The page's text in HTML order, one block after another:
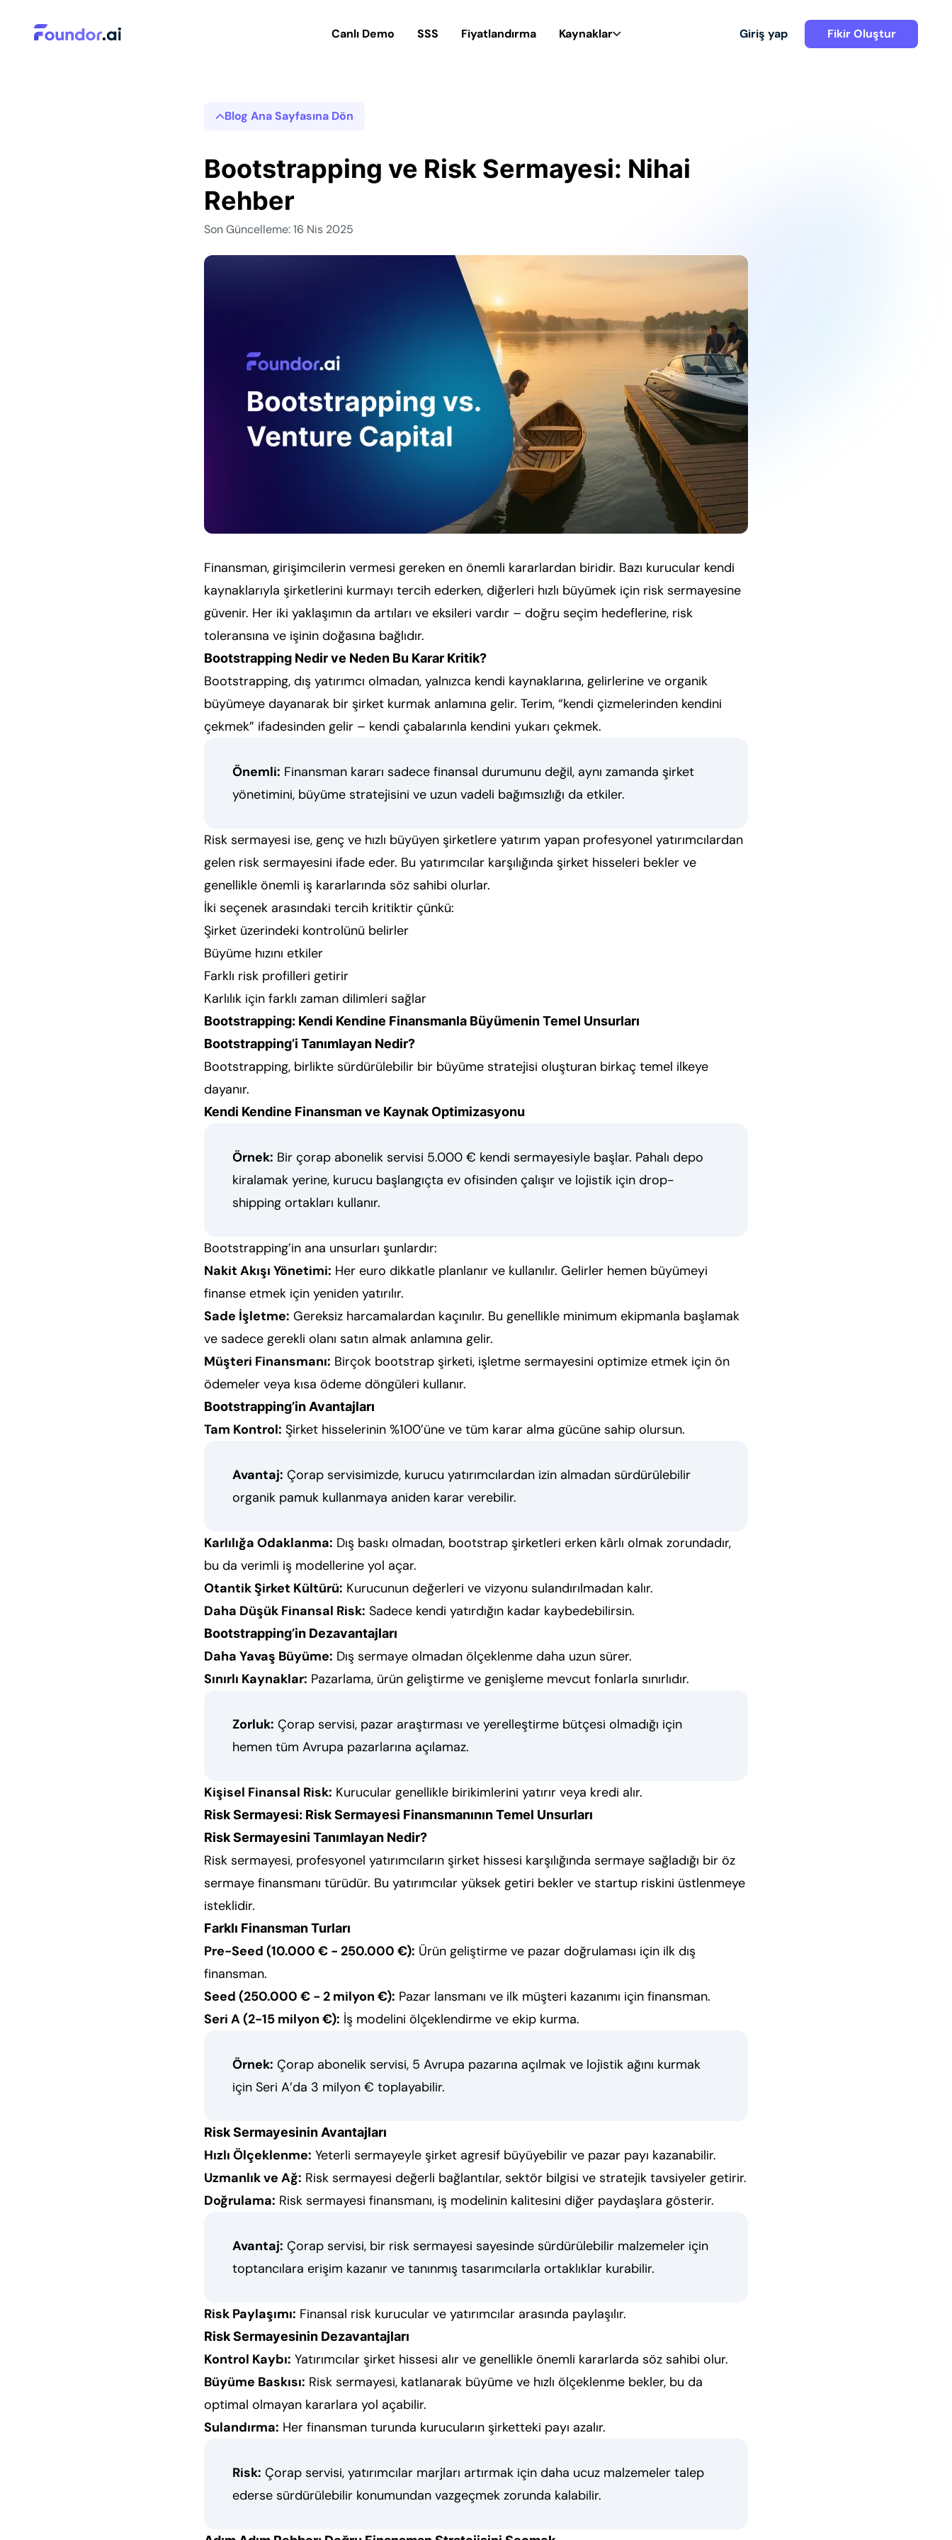
Canlı Demo SSS Fiyatlandırma Kaynaklar Giriş yap Fikir Oluştur
Blog Ana Sayfasına Dön
Bootstrapping ve Risk Sermayesi: Nihai
Rehber
Son Güncelleme: 16 Nis 2025
Finansman, girişimcilerin vermesi gereken en önemli kararlardan biridir. Bazı kurucular kendi
kaynaklarıyla şirketlerini kurmayı tercih ederken, diğerleri hızlı büyümek için risk sermayesine
güvenir. Her iki yaklaşımın da artıları ve eksileri vardır – doğru seçim hedeflerine, risk
toleransına ve işinin doğasına bağlıdır.
Bootstrapping Nedir ve Neden Bu Karar Kritik?
Bootstrapping, dış yatırımcı olmadan, yalnızca kendi kaynaklarına, gelirlerine ve organik
büyümeye dayanarak bir şirket kurmak anlamına gelir. Terim, “kendi çizmelerinden kendini
çekmek” ifadesinden gelir – kendi çabalarınla kendini yukarı çekmek.
Önemli: Finansman kararı sadece finansal durumunu değil, aynı zamanda şirket
yönetimini, büyüme stratejisini ve uzun vadeli bağımsızlığı da etkiler.
Risk sermayesi ise, genç ve hızlı büyüyen şirketlere yatırım yapan profesyonel yatırımcılardan
gelen risk sermayesini ifade eder. Bu yatırımcılar karşılığında şirket hisseleri bekler ve
genellikle önemli iş kararlarında söz sahibi olurlar.
İki seçenek arasındaki tercih kritiktir çünkü:
Şirket üzerindeki kontrolünü belirler
Büyüme hızını etkiler
Farklı risk profilleri getirir
Karlılık için farklı zaman dilimleri sağlar
Bootstrapping: Kendi Kendine Finansmanla Büyümenin Temel Unsurları
Bootstrapping’i Tanımlayan Nedir?
Bootstrapping, birlikte sürdürülebilir bir büyüme stratejisi oluşturan birkaç temel ilkeye
dayanır.
Kendi Kendine Finansman ve Kaynak Optimizasyonu
Örnek: Bir çorap abonelik servisi 5.000 € kendi sermayesiyle başlar. Pahalı depo
kiralamak yerine, kurucu başlangıçta ev ofisinden çalışır ve lojistik için drop-
shipping ortakları kullanır.
Bootstrapping’in ana unsurları şunlardır:
Nakit Akışı Yönetimi: Her euro dikkatle planlanır ve kullanılır. Gelirler hemen büyümeyi
finanse etmek için yeniden yatırılır.
Sade İşletme: Gereksiz harcamalardan kaçınılır. Bu genellikle minimum ekipmanla başlamak
ve sadece gerekli olanı satın almak anlamına gelir.
Müşteri Finansmanı: Birçok bootstrap şirketi, işletme sermayesini optimize etmek için ön
ödemeler veya kısa ödeme döngüleri kullanır.
Bootstrapping’in Avantajları
Tam Kontrol: Şirket hisselerinin %100’üne ve tüm karar alma gücüne sahip olursun.
Avantaj: Çorap servisimizde, kurucu yatırımcılardan izin almadan sürdürülebilir
organik pamuk kullanmaya aniden karar verebilir.
Karlılığa Odaklanma: Dış baskı olmadan, bootstrap şirketleri erken kârlı olmak zorundadır,
bu da verimli iş modellerine yol açar.
Otantik Şirket Kültürü: Kurucunun değerleri ve vizyonu sulandırılmadan kalır.
Daha Düşük Finansal Risk: Sadece kendi yatırdığın kadar kaybedebilirsin.
Bootstrapping’in Dezavantajları
Daha Yavaş Büyüme: Dış sermaye olmadan ölçeklenme daha uzun sürer.
Sınırlı Kaynaklar: Pazarlama, ürün geliştirme ve genişleme mevcut fonlarla sınırlıdır.
Zorluk: Çorap servisi, pazar araştırması ve yerelleştirme bütçesi olmadığı için
hemen tüm Avrupa pazarlarına açılamaz.
Kişisel Finansal Risk: Kurucular genellikle birikimlerini yatırır veya kredi alır.
Risk Sermayesi: Risk Sermayesi Finansmanının Temel Unsurları
Risk Sermayesini Tanımlayan Nedir?
Risk sermayesi, profesyonel yatırımcıların şirket hissesi karşılığında sermaye sağladığı bir öz
sermaye finansmanı türüdür. Bu yatırımcılar yüksek getiri bekler ve startup riskini üstlenmeye
isteklidir.
Farklı Finansman Turları
Pre-Seed (10.000 € - 250.000 €): Ürün geliştirme ve pazar doğrulaması için ilk dış
finansman.
Seed (250.000 € - 2 milyon €): Pazar lansmanı ve ilk müşteri kazanımı için finansman.
Seri A (2-15 milyon €): İş modelini ölçeklendirme ve ekip kurma.
Örnek: Çorap abonelik servisi, 5 Avrupa pazarına açılmak ve lojistik ağını kurmak
için Seri A’da 3 milyon € toplayabilir.
Risk Sermayesinin Avantajları
Hızlı Ölçeklenme: Yeterli sermayeyle şirket agresif büyüyebilir ve pazar payı kazanabilir.
Uzmanlık ve Ağ: Risk sermayesi değerli bağlantılar, sektör bilgisi ve stratejik tavsiyeler getirir.
Doğrulama: Risk sermayesi finansmanı, iş modelinin kalitesini diğer paydaşlara gösterir.
Avantaj: Çorap servisi, bir risk sermayesi sayesinde sürdürülebilir malzemeler için
toptancılara erişim kazanır ve tanınmış tasarımcılarla ortaklıklar kurabilir.
Risk Paylaşımı: Finansal risk kurucular ve yatırımcılar arasında paylaşılır.
Risk Sermayesinin Dezavantajları
Kontrol Kaybı: Yatırımcılar şirket hissesi alır ve genellikle önemli kararlarda söz sahibi olur.
Büyüme Baskısı: Risk sermayesi, katlanarak büyüme ve hızlı ölçeklenme bekler, bu da
optimal olmayan kararlara yol açabilir.
Sulandırma: Her finansman turunda kurucuların şirketteki payı azalır.
Risk: Çorap servisi, yatırımcılar marjları artırmak için daha ucuz malzemeler talep
ederse sürdürülebilir konumundan vazgeçmek zorunda kalabilir.